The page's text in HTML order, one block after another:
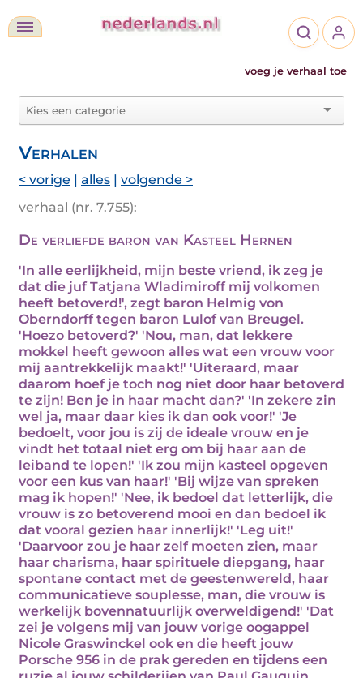
voeg je verhaal toe
Verhalen
< vorige | alles | volgende >
verhaal (nr. 7.755):
De verliefde baron van Kasteel Hernen
'In alle eerlijkheid, mijn beste vriend, ik zeg je
dat die juf Tatjana Wladimiroff mij volkomen
heeft betoverd!', zegt baron Helmig von
Oberndorff tegen baron Lulof van Breugel.
'Hoezo betoverd?' 'Nou, man, dat lekkere
mokkel heeft gewoon alles wat een vrouw voor
mij aantrekkelijk maakt!' 'Uiteraard, maar
daarom hoef je toch nog niet door haar betoverd
te zijn! Ben je in haar macht dan?' 'In zekere zin
wel ja, maar daar kies ik dan ook voor!' 'Je
bedoelt, voor jou is zij de ideale vrouw en je
vindt het totaal niet erg om bij haar aan de
leiband te lopen!' 'Ik zou mijn kasteel opgeven
voor een kus van haar!' 'Bij wijze van spreken
mag ik hopen!' 'Nee, ik bedoel dat letterlijk, die
vrouw is zo betoverend mooi en dan bedoel ik
dat vooral gezien haar innerlijk!' 'Leg uit!'
'Daarvoor zou je haar zelf moeten zien, maar
haar charisma, haar spirituele diepgang, haar
spontane contact met de geestenwereld, haar
communicatieve souplesse, man, die vrouw is
werkelijk bovennatuurlijk overweldigend!' 'Dat
zei je volgens mij van jouw vorige oogappel
Nicole Graswinckel ook en die heeft jouw
Porsche 956 in de prak gereden en tijdens een